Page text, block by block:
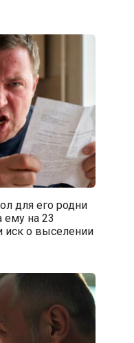
для его родни
ему на 23
иск о выселении